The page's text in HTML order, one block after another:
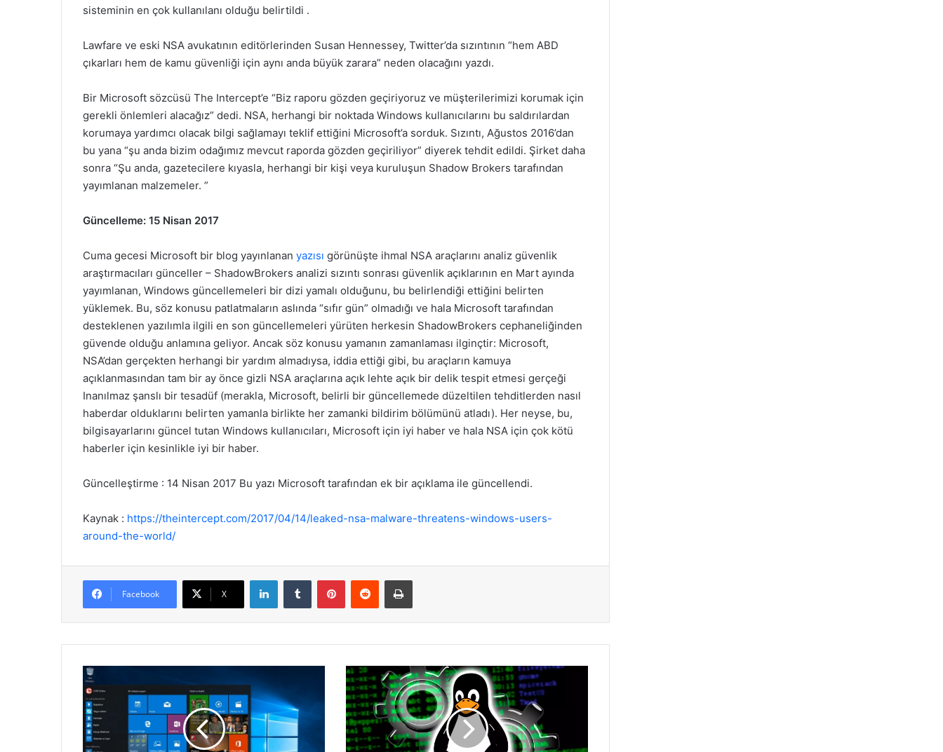
sisteminin en çok kullanılanı olduğu belirtildi .
Lawfare ve eski NSA avukatının editörlerinden Susan Hennessey, Twitter’da sızıntının “hem ABD
çıkarları hem de kamu güvenliği için aynı anda büyük zarara” neden olacağını yazdı.
Bir Microsoft sözcüsü The Intercept’e “Biz raporu gözden geçiriyoruz ve müşterilerimizi korumak için
gerekli önlemleri alacağız” dedi. NSA, herhangi bir noktada Windows kullanıcılarını bu saldırılardan
korumaya yardımcı olacak bilgi sağlamayı teklif ettiğini Microsoft’a sorduk. Sızıntı, Ağustos 2016’dan
bu yana “şu anda bizim odağımız mevcut raporda gözden geçiriliyor” diyerek tehdit edildi. Şirket daha
sonra “Şu anda, gazetecilere kıyasla, herhangi bir kişi veya kuruluşun Shadow Brokers tarafından
yayımlanan malzemeler. ”
Güncelleme: 15 Nisan 2017
Cuma gecesi Microsoft bir blog yayınlanan yazısı görünüşte ihmal NSA araçlarını analiz güvenlik
araştırmacıları günceller – ShadowBrokers analizi sızıntı sonrası güvenlik açıklarının en Mart ayında
yayımlanan, Windows güncellemeleri bir dizi yamalı olduğunu, bu belirlendiği ettiğini belirten
yüklemek. Bu, söz konusu patlatmaların aslında “sıfır gün” olmadığı ve hala Microsoft tarafından
desteklenen yazılımla ilgili en son güncellemeleri yürüten herkesin ShadowBrokers cephaneliğinden
güvende olduğu anlamına geliyor. Ancak söz konusu yamanın zamanlaması ilginçtir: Microsoft,
NSA’dan gerçekten herhangi bir yardım almadıysa, iddia ettiği gibi, bu araçların kamuya
açıklanmasından tam bir ay önce gizli NSA araçlarına açık lehte açık bir delik tespit etmesi gerçeği
Inanılmaz şanslı bir tesadüf (merakla, Microsoft, belirli bir güncellemede düzeltilen tehditlerden nasıl
haberdar olduklarını belirten yamanla birlikte her zamanki bildirim bölümünü atladı). Her neyse, bu,
bilgisayarlarını güncel tutan Windows kullanıcıları, Microsoft için iyi haber ve hala NSA için çok kötü
haberler için kesinlikle iyi bir haber.
Güncelleştirme : 14 Nisan 2017 Bu yazı Microsoft tarafından ek bir açıklama ile güncellendi.
Kaynak : https://theintercept.com/2017/04/14/leaked-nsa-malware-threatens-windows-users-
around-the-world/
Facebook X
LinkedInTumblr PinterestReddit Yazdır
IP
Adresine
Göre
Windows
Server
RDP
CryptoPHP
malware
dosyalarını
tespit
etmek
ve